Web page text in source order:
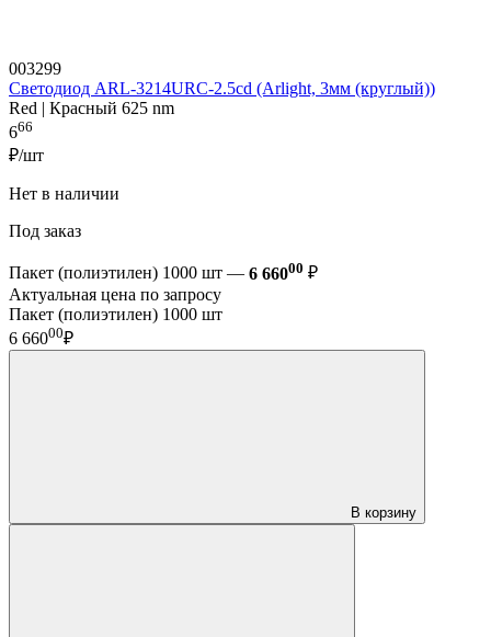
003299
Светодиод ARL-3214URC-2.5cd (Arlight, 3мм (круглый))
Red | Красный 625 nm
666
₽/шт
Нет в наличии
Под заказ
Пакет (полиэтилен) 1000 шт — 6 66000 ₽
Актуальная цена по запросу
Пакет (полиэтилен) 1000 шт
6 66000₽
В корзину